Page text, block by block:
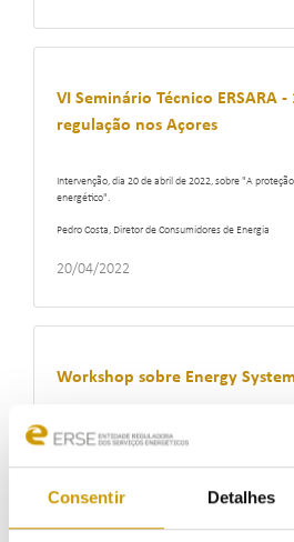
Consentir Detalhes
VI Seminário Técnico ERSARA -
regulação nos Açores
Intervenção, dia 20 de abril de 2022, sobre "A
energético".
Pedro Costa, Diretor de Consumidores de Energia
20/04/2022
Workshop sobre Energy
Intervenção no evento organizado pelo INESC
Energia e Sustentabilidade da Universidade de Coimbra.